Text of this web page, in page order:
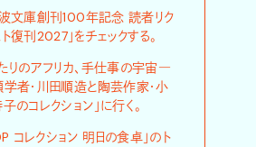
波文庫創刊100年記念 読者リク
復刊2027」をチェックする。
たりのアフリカ、手仕事の宇宙―
学者・川田順造と陶芸作家・小
のコレクション」に行く。
コレクション 明日の食卓」のト